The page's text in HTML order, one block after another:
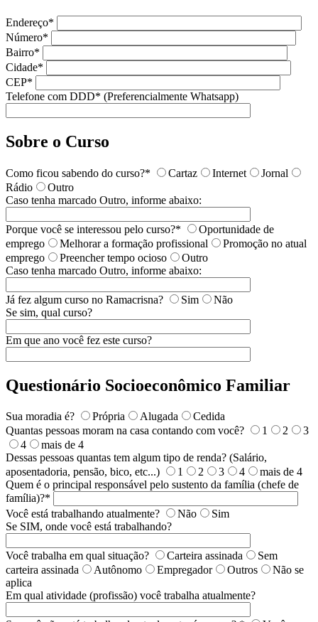
Endereço*
Número*
Bairro*
Cidade*
CEP*
Telefone com DDD* (Preferencialmente Whatsapp)
Sobre o Curso
Como ficou sabendo do curso?* Cartaz Internet
Jornal
Rádio
Outro
Caso tenha marcado Outro, informe abaixo:
Porque você se interessou pelo curso?*
Oportunidade de
emprego
Melhorar a formação profissional
Promoção no atual
emprego
Preencher tempo ocioso
Outro
Caso tenha marcado Outro, informe abaixo:
Já fez algum curso no Ramacrisna? Sim
Não
Se sim, qual curso?
Em que ano você fez este curso?
Questionário Socioeconômico Familiar
Sua moradia é? Própria Alugada
Cedida
Quantas pessoas moram na casa contando com você?
1 2
3
4
mais de 4
Dessas pessoas quantas tem algum tipo de renda? (Salário,
aposentadoria, pensão, bico, etc...)
1 2 3 4
mais de 4
Quem é o principal responsável pelo sustento da família (chefe de
família)?*
Você está trabalhando atualmente?
Não
Sim
Se SIM, onde você está trabalhando?
Você trabalha em qual situação? Carteira assinada
Sem
carteira assinada
Autônomo Empregador Outros
Não se
aplica
Em qual atividade (profissão) você trabalha atualmente?